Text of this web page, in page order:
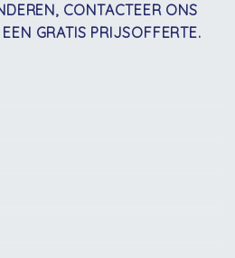
CONTACTEER ONS
GRATIS PRIJSOFFERTE.